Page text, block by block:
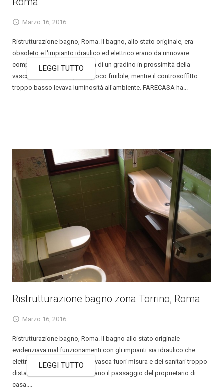
Marzo 16, 2016
Ristrutturazione bagno, Roma. Il bagno, allo stato originale, era
obsoleto e l'impianto idraulico ed elettrico erano da rinnovare
completamente. La presenza di un gradino in prossimità della
vasca rendevano lo spazio poco fruibile, mentre il controsoffitto
troppo basso levava luminosità all'ambiente. FARECASA ha...
LEGGI TUTTO
Ristrutturazione bagno zona Torrino, Roma
Marzo 16, 2016
Ristrutturazione bagno, Roma. Il bagno allo stato originale
evidenziava mal funzionamenti con gli impianti sia idraulico che
elettrico. La presenza di una vasca fuori misura e dei sanitari troppo
distanti tra di loro, ostacolavano il passaggio del proprietario di
casa....
LEGGI TUTTO